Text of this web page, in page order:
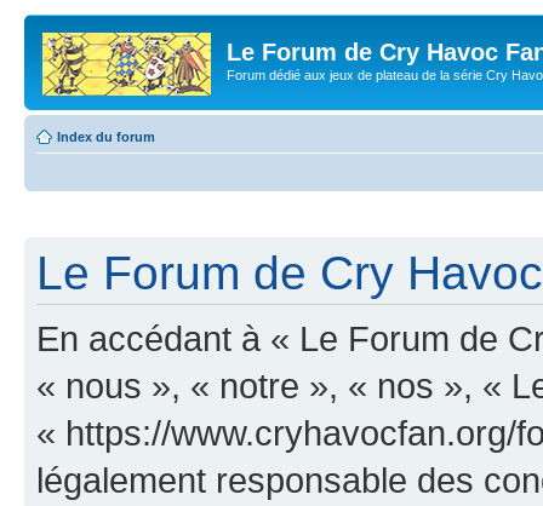
Le Forum de Cry Havoc
Forum dédié aux jeux de plateau de la série Cry
Index du forum
Le Forum de Cry
En accédant à « Le Forum de
« nous », « notre », « nos », «
« https://www.cryhavocfan.org/
légalement responsable des